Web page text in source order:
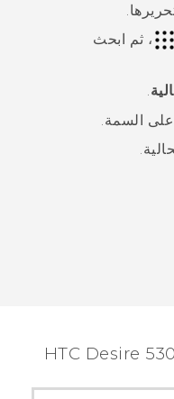
، ثم ابحث
.
على السمة.